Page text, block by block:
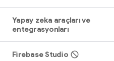
Yapay zeka araçları ve
entegrasyonları
Firebase Studio